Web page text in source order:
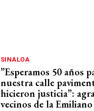
SINALOA
”Esperamos 50 años
nuestra calle
hicieron justicia”:
vecinos de la